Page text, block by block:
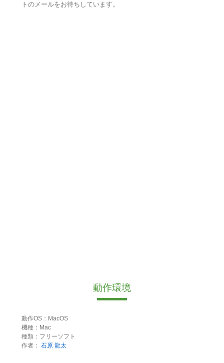
トのメールをお待ちしています。
動作環境
動作OS：MacOS
機種：Mac
種類：フリーソフト
作者： 石原 龍太